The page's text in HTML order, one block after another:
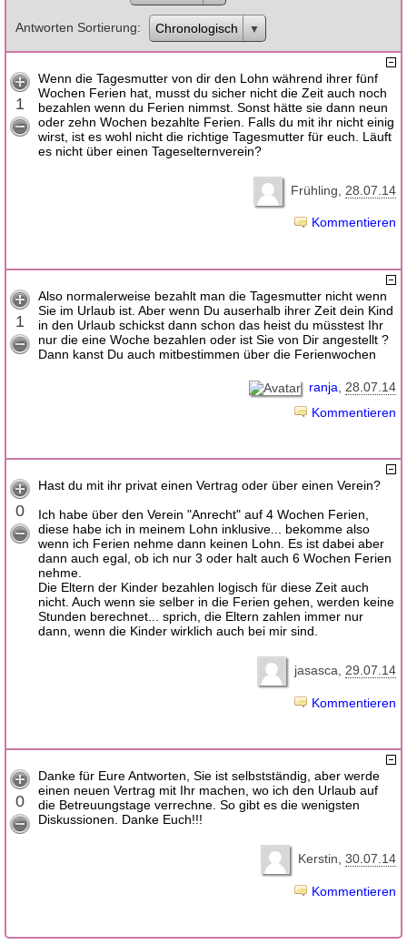
Antworten Sortierung Chronologisch
1
Wenn die Tagesmutter von dir den Lohn während ihrer fünf
Wochen Ferien hat, musst du sicher nicht die Zeit auch noch
bezahlen wenn du Ferien nimmst. Sonst hätte sie dann neun
oder zehn Wochen bezahlte Ferien. Falls du mit ihr nicht einig
wirst, ist es wohl nicht die richtige Tagesmutter für euch. Läuft
es nicht über einen Tageselternverein?
Frühling 28.07.14
Kommentieren
1
Also normalerweise bezahlt man die Tagesmutter nicht wenn
Sie im Urlaub ist. Aber wenn Du auserhalb ihrer Zeit dein Kind
in den Urlaub schickst dann schon das heist du müsstest Ihr
nur die eine Woche bezahlen oder ist Sie von Dir angestellt ?
Dann kanst Du auch mitbestimmen über die Ferienwochen
ranja
28.07.14
Kommentieren
0
Hast du mit ihr privat einen Vertrag oder über einen Verein?
Ich habe über den Verein "Anrecht" auf 4 Wochen Ferien,
diese habe ich in meinem Lohn inklusive... bekomme also
wenn ich Ferien nehme dann keinen Lohn. Es ist dabei aber
dann auch egal, ob ich nur 3 oder halt auch 6 Wochen Ferien
nehme.
Die Eltern der Kinder bezahlen logisch für diese Zeit auch
nicht. Auch wenn sie selber in die Ferien gehen, werden keine
Stunden berechnet... sprich, die Eltern zahlen immer nur
dann, wenn die Kinder wirklich auch bei mir sind.
jasasca 29.07.14
Kommentieren
0
Danke für Eure Antworten, Sie ist selbstständig, aber werde
einen neuen Vertrag mit Ihr machen, wo ich den Urlaub auf
die Betreuungstage verrechne. So gibt es die wenigsten
Diskussionen. Danke Euch!!!
Kerstin 30.07.14
Kommentieren